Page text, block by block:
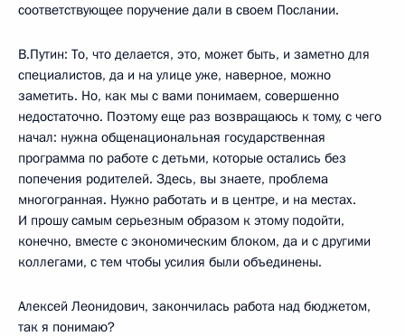
соответствующее поручение дали в своем Послании.
В.Путин: То, что делается, это, может быть, и заметно для
специалистов, да и на улице уже, наверное, можно
заметить. Но, как мы с вами понимаем, совершенно
недостаточно. Поэтому еще раз возвращаюсь к тому, с чего
начал: нужна общенациональная государственная
программа по работе с детьми, которые остались без
попечения родителей. Здесь, вы знаете, проблема
многогранная. Нужно работать и в центре, и на местах.
И прошу самым серьезным образом к этому подойти,
конечно, вместе с экономическим блоком, да и с другими
коллегами, с тем чтобы усилия были объединены.
Алексей Леонидович, закончилась работа над бюджетом,
так я понимаю?